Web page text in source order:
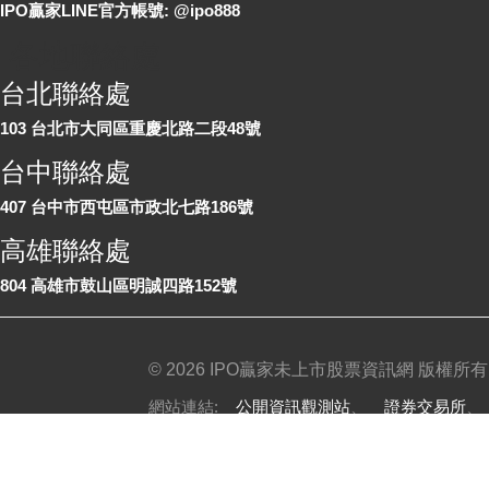
IPO贏家LINE官方帳號: @ipo888
台北聯絡處
103 台北市大同區重慶北路二段48號
台中聯絡處
407 台中市西屯區市政北七路186號
高雄聯絡處
804 高雄市鼓山區明誠四路152號
© 2026 IPO贏家未上市股票資訊網 版權所有
網站連結: 公開資訊觀測站、 證券交易所